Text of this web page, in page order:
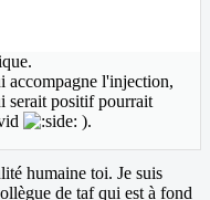
accompagne l'injection,
serait positif pourrait
).
humaine toi. Je suis
de taf qui est à fond